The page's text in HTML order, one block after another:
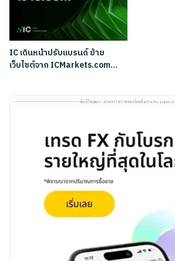
IC เดินหน้าปรับแบรนด์ ย้าย
เว็บไซต์จาก ICMarkets.com…
พื้นที่โฆษณา · ผ่านการตรวจสอบโดยทีมงาน Forexinthai